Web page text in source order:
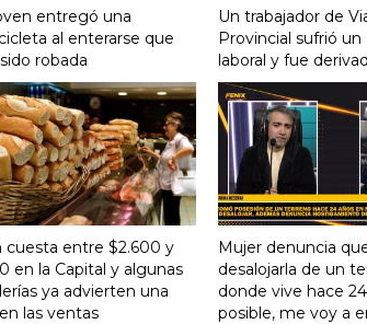
entregó una
al enterarse que
robada
Un trabajador de
Provincial sufrió
laboral y fue
cuesta entre $2.600 y
en la Capital y algunas
ya advierten una
las ventas
Mujer denuncia
desalojarla de un
donde vive hace
posible, me voy a